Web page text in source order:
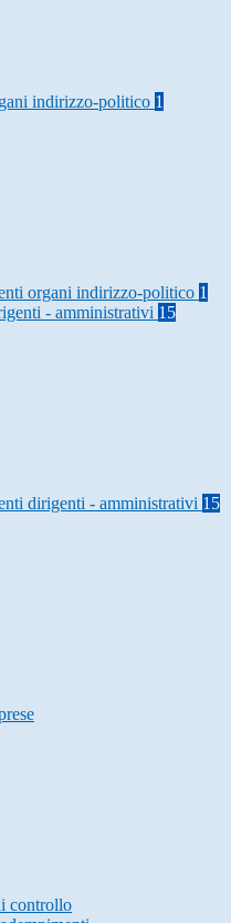
indirizzo-politico 1
organi indirizzo-politico 1
- amministrativi 15
dirigenti - amministrativi 15
controllo